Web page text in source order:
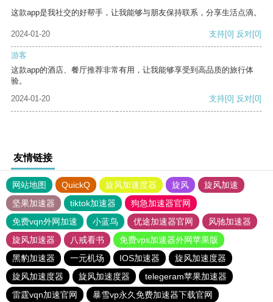
这款app是我社交的好帮手，让我能够与朋友保持联系，分享生活点滴。
2024-01-20 支持[0] 反对[0]
游客
这款app的酒店、餐厅推荐非常有用，让我能够享受到高品质的旅行体
验。
2024-01-20
支持[0] 反对[0]
友情链接
网站地图 QuickQ 旋风加速度器 旋风
旋风加速
坚果加速器
tiktok加速器
狗急加速器官网
免费vqn外网加速
小蓝鸟 优途加速器官网
风驰加速器
旋风加速器
八戒看书
免费vps加速器外网苹果版
黑豹加速器
一元机场 IOS加速器
旋风加速度器
旋风加速度器
旋风加速度器
telegeram苹果加速器
雷霆vqn加速官网
暴雪vp永久免费加速器下载官网